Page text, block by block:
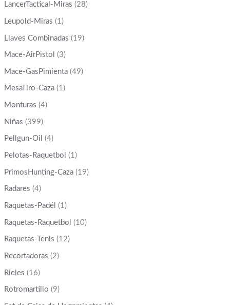
LancerTactical-Miras (28)
Leupold-Miras (1)
Llaves Combinadas (19)
Mace-AirPistol (3)
Mace-GasPimienta (49)
MesaTiro-Caza (1)
Monturas (4)
Niñas (399)
Pellgun-Oil (4)
Pelotas-Raquetbol (1)
PrimosHunting-Caza (19)
Radares (4)
Raquetas-Padél (1)
Raquetas-Raquetbol (10)
Raquetas-Tenis (12)
Recortadoras (2)
Rieles (16)
Rotromartillo (9)